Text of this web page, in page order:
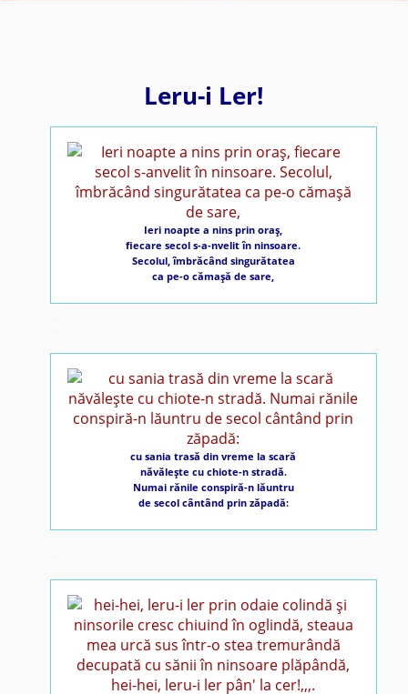
Leru-i Ler!
Ieri noapte a nins prin oraş,
fiecare secol s-a-nvelit în ninsoare.
Secolul, îmbrăcând singurătatea
ca pe-o cămaşă de sare,
cu sania trasă din vreme la scară
năvăleşte cu chiote-n stradă.
Numai rănile conspiră-n lăuntru
de secol cântând prin zăpadă: